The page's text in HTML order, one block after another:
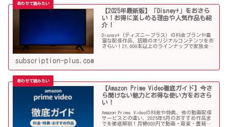
【2025年最新版】「Disney+」をおさら
い！お得に楽しめる理由や人気作品も紹
介！
Disney+（ディズニープラス）の料金プランや豊
富な配信作品、話題のオリジナルコンテンツをお
さらい！21,000本以上のラインナップで家族全員
subscription-plus.com
【Amazon Prime Video徹底ガイド】今さ
ら聞けない魅力とお得な使い方をおさら
い！
Amazon Prime Videoの料金や特典、他の動画配信
サービスとの違い、2025年5月のおすすめ作品ま
でを徹底解説！月額600円で動画・音楽・書籍ま